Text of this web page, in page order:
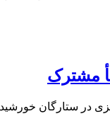
مشترک
در ستارگان